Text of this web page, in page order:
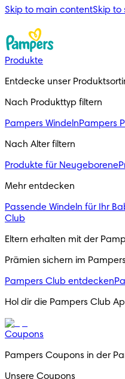
Skip to main contentSkip to
Produkte
Entdecke unser
Nach Produkttyp filtern
Pampers WindelnPampers
Nach Alter filtern
Produkte für Neugeborene
Mehr entdecken
Passende Windeln für Ihr
Club
Eltern erhalten mit der
Prämien sichern im
Pampers Club entdecken
Hol dir die Pampers Club
Coupons
Pampers Coupons in der
Unsere Coupons